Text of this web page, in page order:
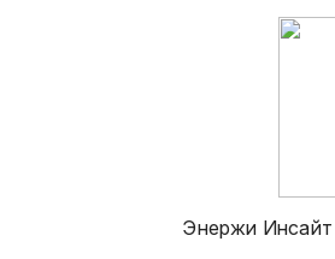
Энержи Инсайт